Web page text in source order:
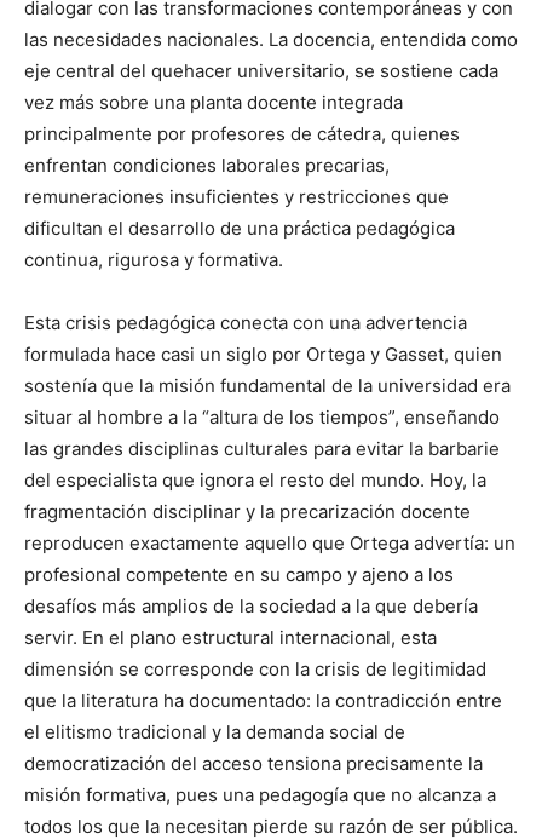
dialogar con las transformaciones contemporáneas y con
las necesidades nacionales. La docencia, entendida como
eje central del quehacer universitario, se sostiene cada
vez más sobre una planta docente integrada
principalmente por profesores de cátedra, quienes
enfrentan condiciones laborales precarias,
remuneraciones insuficientes y restricciones que
dificultan el desarrollo de una práctica pedagógica
continua, rigurosa y formativa.
Esta crisis pedagógica conecta con una advertencia
formulada hace casi un siglo por Ortega y Gasset, quien
sostenía que la misión fundamental de la universidad era
situar al hombre a la “altura de los tiempos”, enseñando
las grandes disciplinas culturales para evitar la barbarie
del especialista que ignora el resto del mundo. Hoy, la
fragmentación disciplinar y la precarización docente
reproducen exactamente aquello que Ortega advertía: un
profesional competente en su campo y ajeno a los
desafíos más amplios de la sociedad a la que debería
servir. En el plano estructural internacional, esta
dimensión se corresponde con la crisis de legitimidad
que la literatura ha documentado: la contradicción entre
el elitismo tradicional y la demanda social de
democratización del acceso tensiona precisamente la
misión formativa, pues una pedagogía que no alcanza a
todos los que la necesitan pierde su razón de ser pública.